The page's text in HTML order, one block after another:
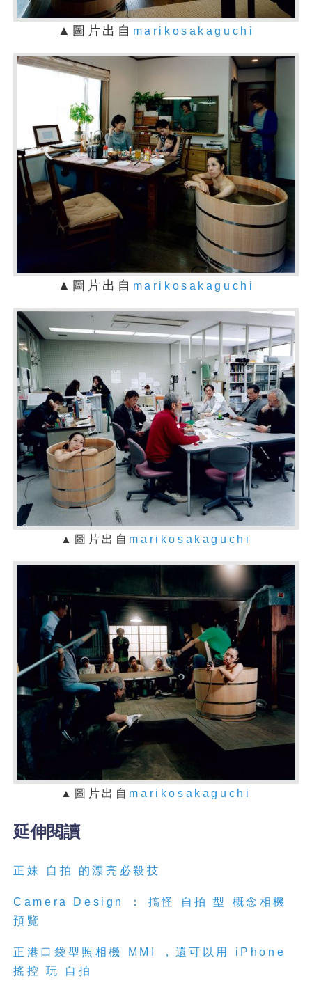
▲圖片出自 marikosakaguchi
▲圖片出自 marikosakaguchi
▲圖片出自 marikosakaguchi
▲圖片出自 marikosakaguchi
延伸閱讀
正妹 自拍 的漂亮必殺技
Camera Design ： 搞怪 自拍 型 概念相機
預覽
正港口袋型照相機 MMI ，還可以用 iPhone
搖控 玩 自拍